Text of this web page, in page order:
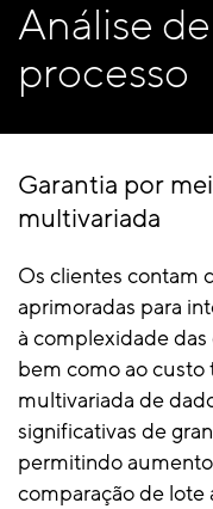
Análise
processo
Garantia por
multivariada
Os clientes contam
aprimoradas para
à complexidade das
bem como ao custo
multivariada de
significativas de
permitindo
comparação de lote